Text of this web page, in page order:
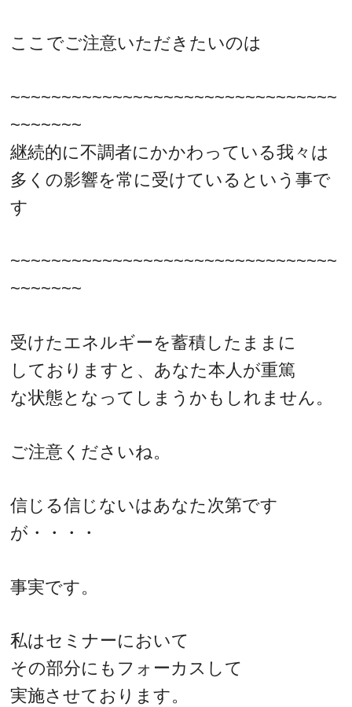
ここでご注意いただきたいのは
~~~~~~~~~~~~~~~~~~~~~~~~~~~~~~~~
~~~~~~~
継続的に不調者にかかわっている我々は
多くの影響を常に受けているという事で
す
~~~~~~~~~~~~~~~~~~~~~~~~~~~~~~~~
~~~~~~~
受けたエネルギーを蓄積したままに
しておりますと、あなた本人が重篤
な状態となってしまうかもしれません。
ご注意くださいね。
信じる信じないはあなた次第です
が・・・・
事実です。
私はセミナーにおいて
その部分にもフォーカスして
実施させております。